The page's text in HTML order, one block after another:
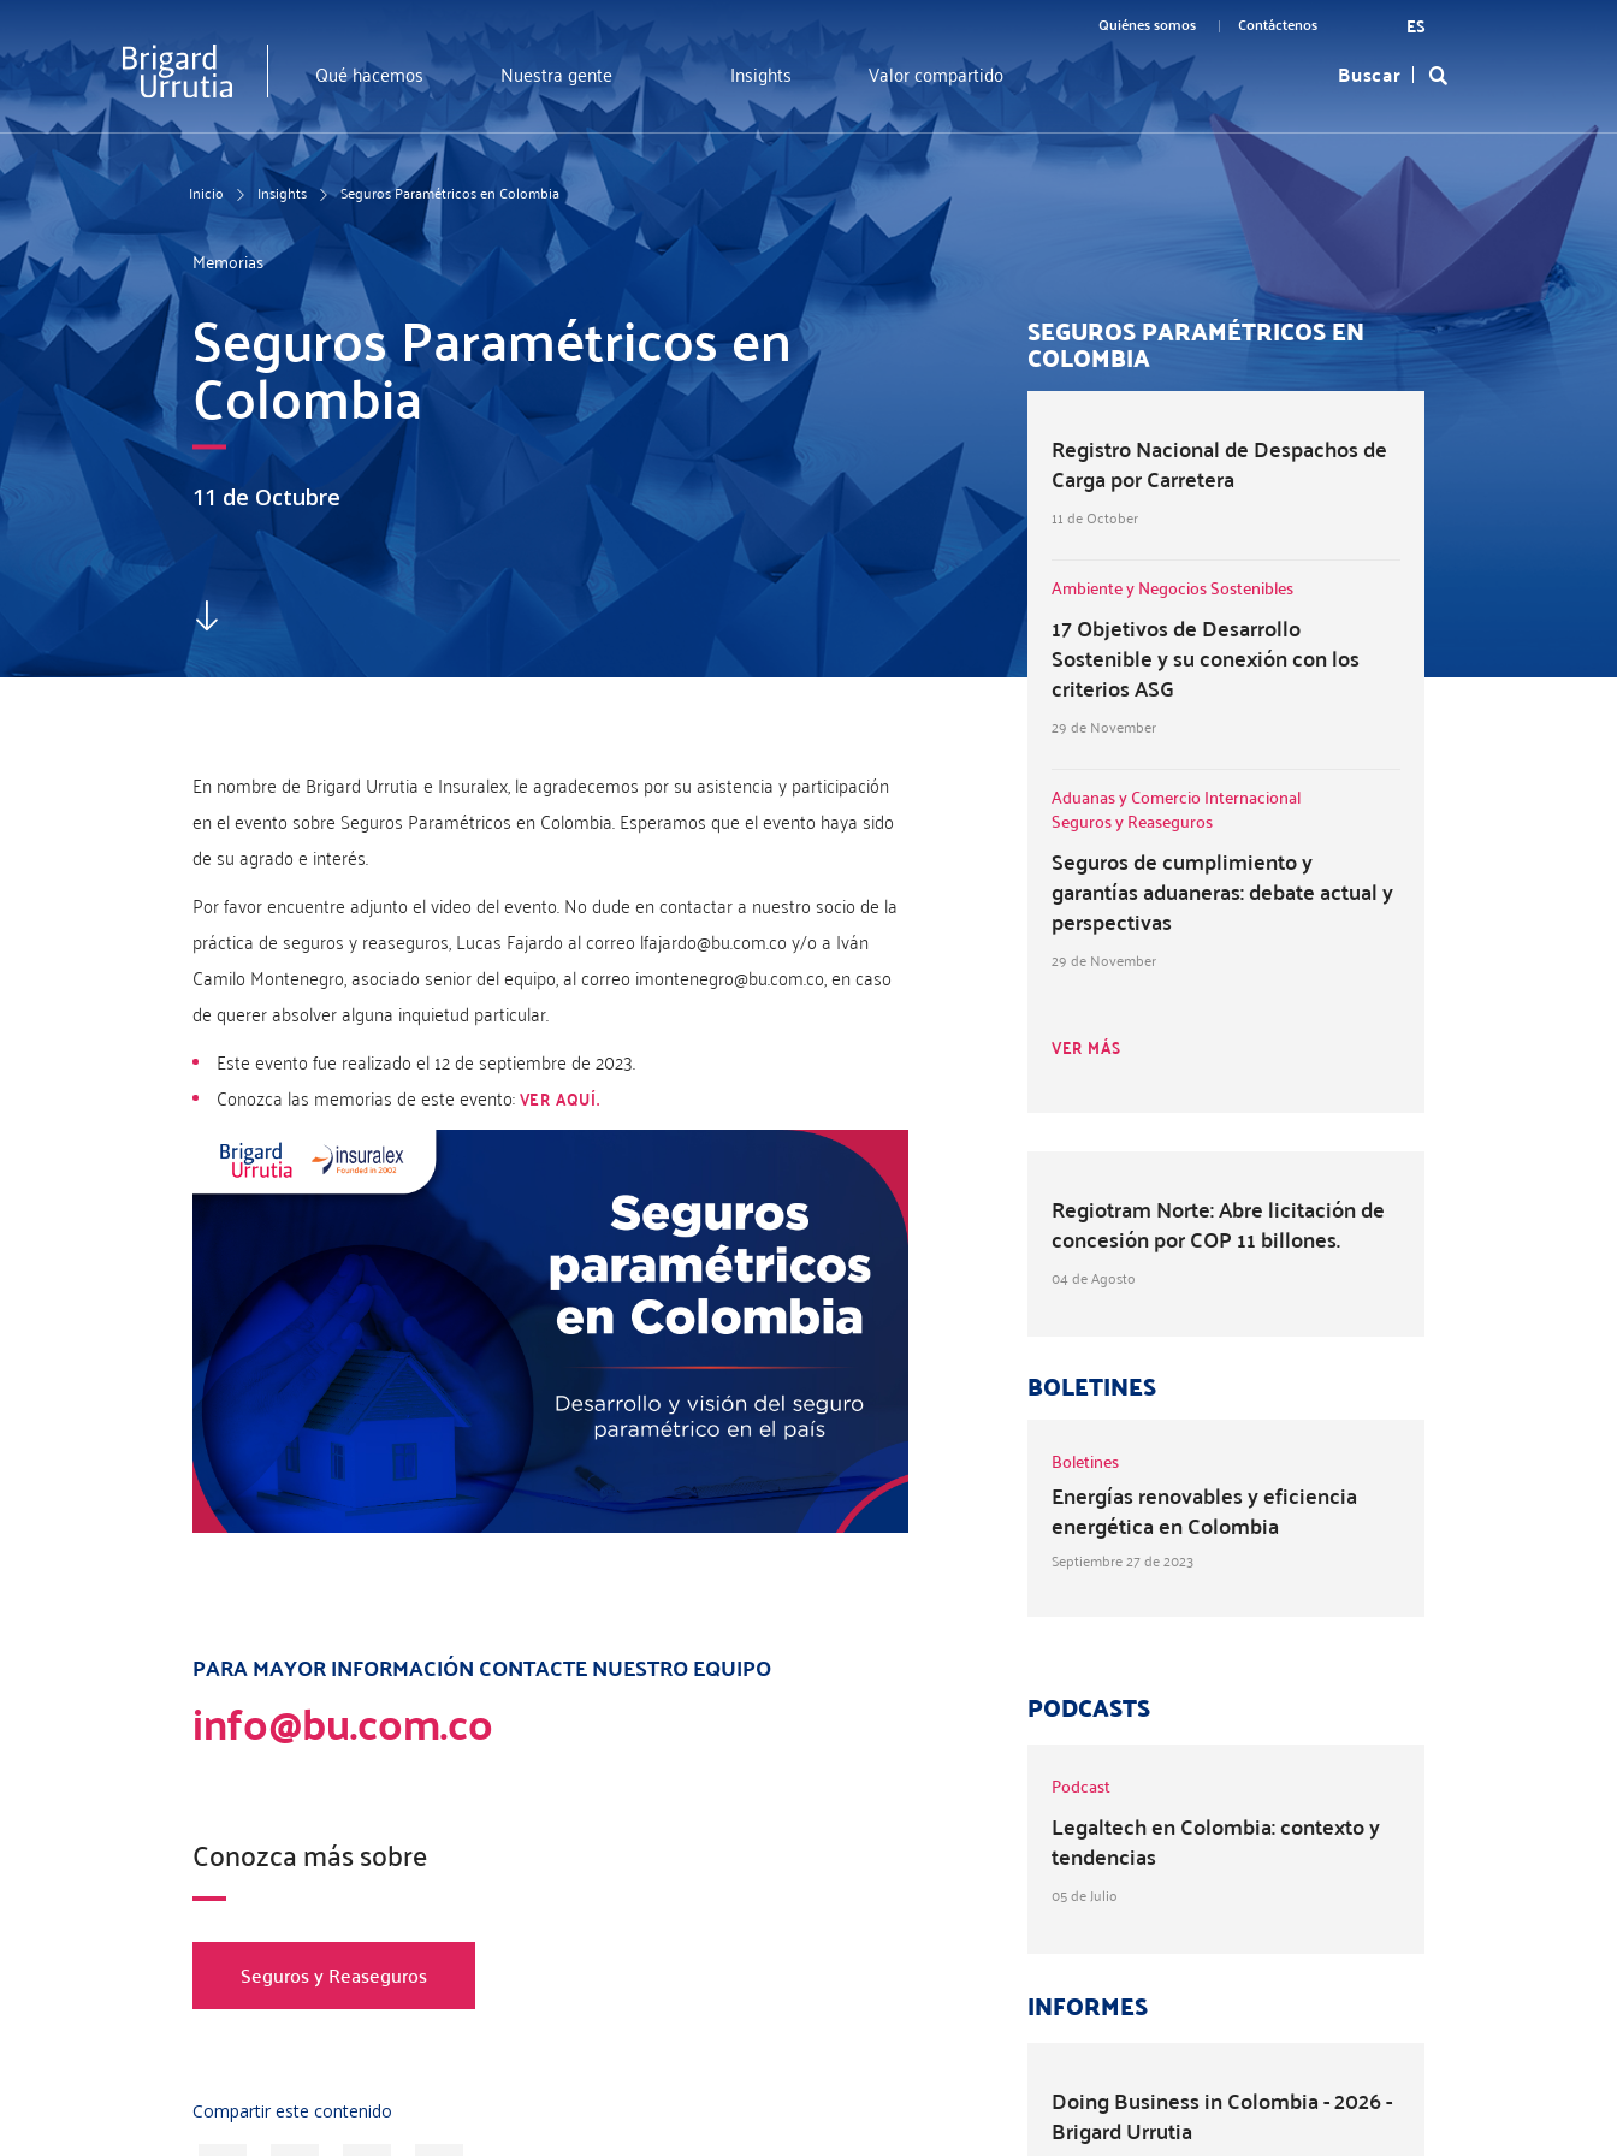
contenido
menu
top
Quiénes somos Contáctenos ES
Qué hacemos Nuestra gente Insights Valor compartido Formulario
de
búsqueda
Buscar
Inicio Insights Seguros Paramétricos en Colombia
Memorias
Seguros Paramétricos en
Colombia
11 de Octubre
En nombre de Brigard Urrutia e Insuralex, le agradecemos por su asistencia y participación
en el evento sobre Seguros Paramétricos en Colombia. Esperamos que el evento haya sido
de su agrado e interés.
Por favor encuentre adjunto el video del evento. No dude en contactar a nuestro socio de la
práctica de seguros y reaseguros, Lucas Fajardo al correo lfajardo@bu.com.co y/o a Iván
Camilo Montenegro, asociado senior del equipo, al correo imontenegro@bu.com.co, en caso
de querer absolver alguna inquietud particular.
Este evento fue realizado el 12 de septiembre de 2023.
Conozca las memorias de este evento:VER AQUÍ.
PARA MAYOR INFORMACIÓN CONTACTE NUESTRO EQUIPO
info@bu.com.co
Conozca más sobre
Seguros y Reaseguros
Compartir este contenido
SEGUROS PARAMÉTRICOS EN
COLOMBIA
Registro Nacional de Despachos de
Carga por Carretera
11 de October
Ambiente y Negocios Sostenibles
17 Objetivos de Desarrollo
Sostenible y su conexión con los
criterios ASG
29 de November
Aduanas y Comercio Internacional
Seguros y Reaseguros
Seguros de cumplimiento y
garantías aduaneras: debate actual y
perspectivas
29 de November
VER MÁS
Regiotram Norte: Abre licitación de
concesión por COP 11 billones.
04 de Agosto
BOLETINES
Boletines
Energías renovables y eficiencia
energética en Colombia
Septiembre 27 de 2023
PODCASTS
Podcast
Legaltech en Colombia: contexto y
tendencias
05 de Julio
INFORMES
Doing Business in Colombia - 2026 -
Brigard Urrutia